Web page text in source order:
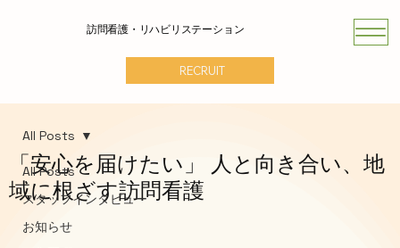
訪問看護・リハビリステーション
RECRUIT
All Posts
スタッフインタビュー
お知らせ
All Posts
「安心を届けたい」 人と向き合い、地
域に根ざす訪問看護